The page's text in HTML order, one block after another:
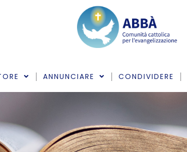
ANNUNCIARE CONDIVIDERE